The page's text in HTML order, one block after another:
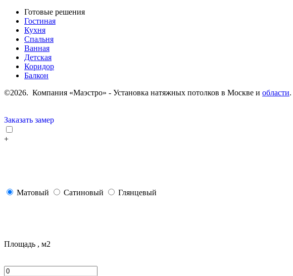
Готовые решения
Гостиная
Кухня
Спальня
Ванная
Детская
Коридор
Балкон
©2026. Компания «Маэстро» - Установка натяжных потолков в Москве и области.
Заказать замер
+
Матовый Сатиновый
Глянцевый
Площадь , м2